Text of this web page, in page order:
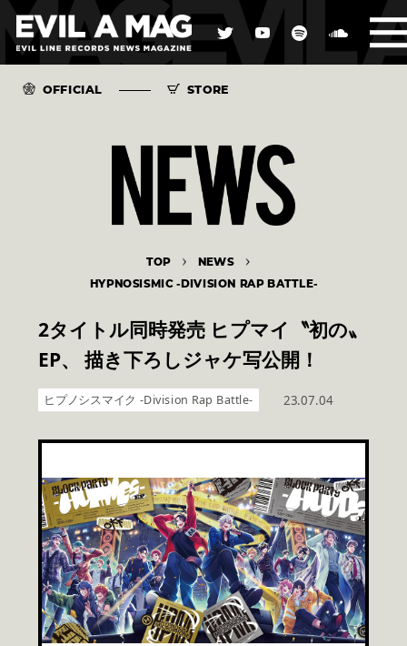
OFFICIAL STORE
TOP NEWS
HYPNOSISMIC -DIVISION RAP BATTLE-
2タイトル同時発売 ヒプマイ〝初の〟
EP、 描き下ろしジャケ写公開！
ヒプノシスマイク -Division Rap Battle- 23.07.04